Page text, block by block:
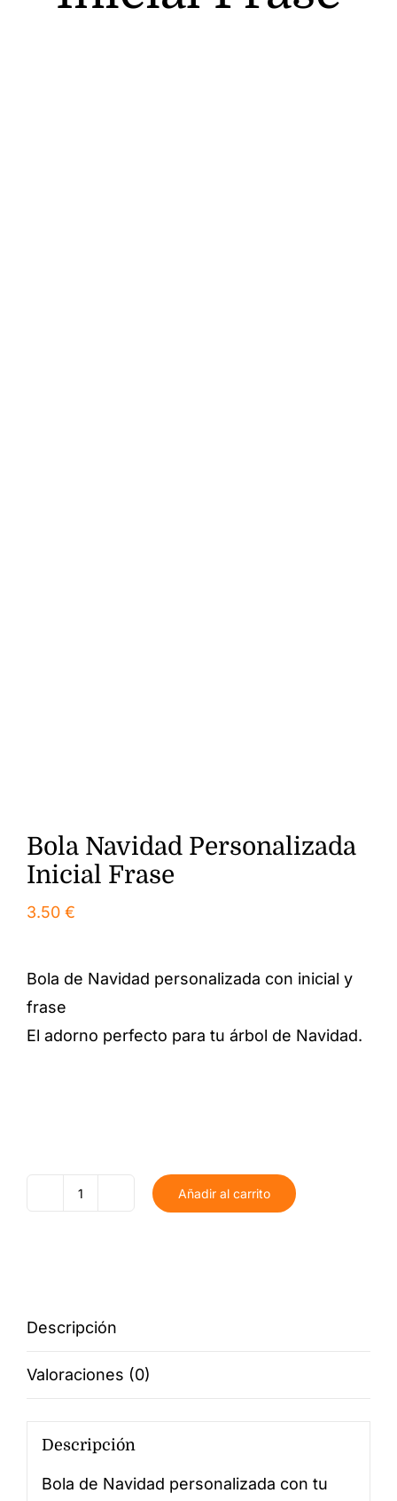
Bola Navidad Personalizada
Inicial Frase
3.50 €
Bola de Navidad personalizada con inicial y
frase
El adorno perfecto para tu árbol de Navidad.
Frase
Añadir al carrito
Descripción
Valoraciones (0)
Descripción
Bola de Navidad personalizada con tu